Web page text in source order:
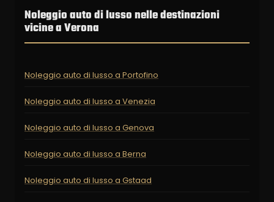
Noleggio auto di lusso nelle destinazioni
vicine a Verona
Noleggio auto di lusso a Portofino
Noleggio auto di lusso a Venezia
Noleggio auto di lusso a Genova
Noleggio auto di lusso a Berna
Noleggio auto di lusso a Gstaad